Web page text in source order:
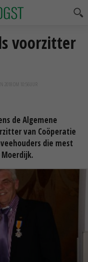
voorzitter
2018 OM 10:56
de Algemene
van Coöperatie
die mest